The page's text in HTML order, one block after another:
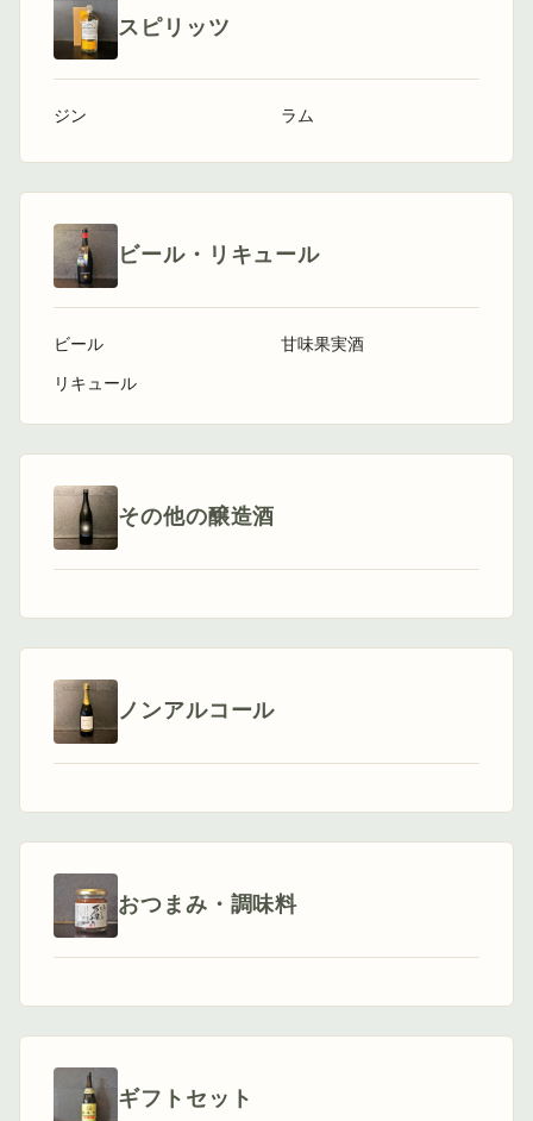
スピリッツ
ジン ラム
ビール・リキュール
ビール
リキュール
甘味果実酒
その他の醸造酒
ノンアルコール
おつまみ・調味料
ギフトセット